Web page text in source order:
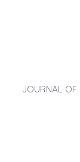
JOURNAL OF